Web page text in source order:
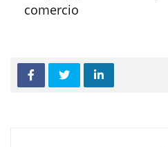
comercio